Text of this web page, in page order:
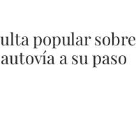
popular sobre
a su paso